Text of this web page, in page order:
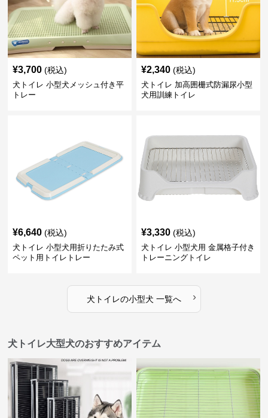
¥3,700 (税込)
犬トイレ 小型犬メッシュ付き平
トレー
¥2,340 (税込)
犬トイレ 加高囲栅式防漏尿小型
犬用訓練トイレ
¥6,640 (税込)
犬トイレ 小型犬用折りたたみ式
ペット用トイレトレー
¥3,330 (税込)
犬トイレ 小型犬用 金属格子付き
トレーニングトイレ
犬トイレの小型犬 一覧へ ›
犬トイレ大型犬のおすすめアイテム